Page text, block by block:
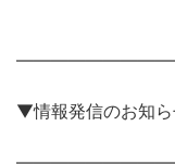
▼情報発信のお知